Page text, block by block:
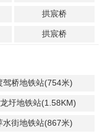
拱宸桥
拱宸桥
驾桥地铁站(754米)
圩地铁站(1.58KM)
水街地铁站(867米)